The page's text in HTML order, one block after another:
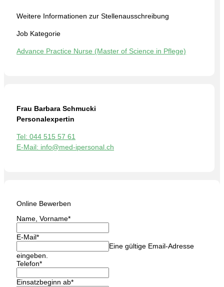
Weitere Informationen zur Stellenausschreibung
Job Kategorie
Advance Practice Nurse (Master of Science in Pflege)
Frau Barbara Schmucki
Personalexpertin
Tel: 044 515 57 61
E-Mail: info@med-ipersonal.ch
Online Bewerben
Name, Vorname*
E-Mail*
Eine gültige Email-Adresse
eingeben.
Telefon*
Einsatzbeginn ab*